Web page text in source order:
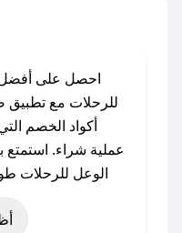
احصل على أفضل
للرحلات مع
أكواد الخصم
عملية شراء.
الوعل للرحلات
مثل عيد الفطر،
نوفمبر)، رمضان،